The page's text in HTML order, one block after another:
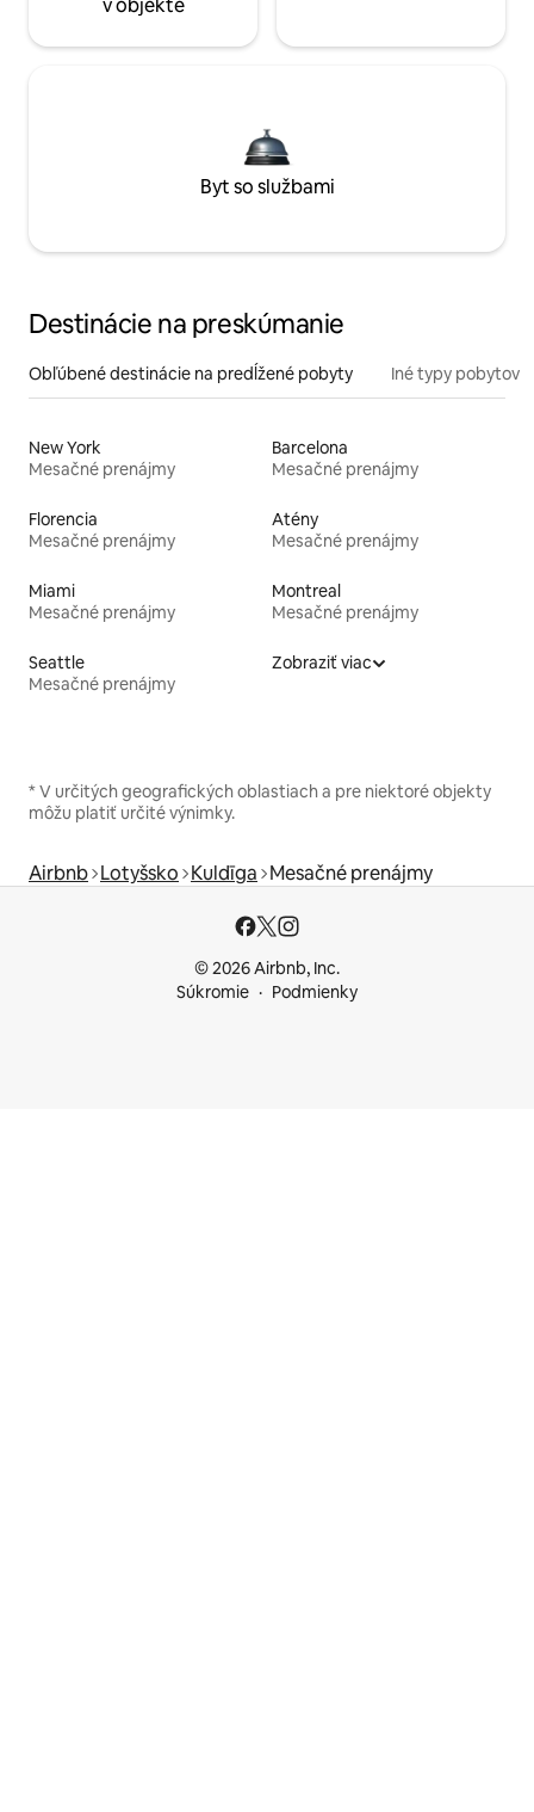
v objekte
Byt so službami
Destinácie na preskúmanie
Obľúbené destinácie na predĺžené pobyty Iné typy pobytov
New York
Mesačné prenájmy
Barcelona
Mesačné prenájmy
Florencia
Mesačné prenájmy
Atény
Mesačné prenájmy
Miami
Mesačné prenájmy
Montreal
Mesačné prenájmy
Seattle
Mesačné prenájmy
Zobraziť viac
* V určitých geografických oblastiach a pre niektoré objekty
môžu platiť určité výnimky.
Airbnb Lotyšsko Kuldīga Mesačné prenájmy
© 2026 Airbnb, Inc.
Súkromie
Podmienky